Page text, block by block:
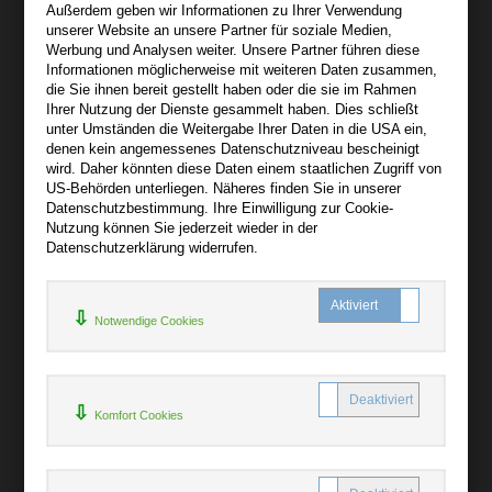
Wir sind gerne für Sie persönlich da.
Über audiooo.net
AGB
Impressum
Widerruf
Datenschutz
Bibliotheksrabatt
MARC21-Datenimport
Außerdem geben wir Informationen zu Ihrer Verwendung
unserer Website an unsere Partner für soziale Medien,
Werbung und Analysen weiter. Unsere Partner führen diese
Informationen möglicherweise mit weiteren Daten zusammen,
die Sie ihnen bereit gestellt haben oder die sie im Rahmen
Ihrer Nutzung der Dienste gesammelt haben. Dies schließt
unter Umständen die Weitergabe Ihrer Daten in die USA ein,
denen kein angemessenes Datenschutzniveau bescheinigt
wird. Daher könnten diese Daten einem staatlichen Zugriff von
US-Behörden unterliegen. Näheres finden Sie in unserer
Datenschutzbestimmung. Ihre Einwilligung zur Cookie-
Nutzung können Sie jederzeit wieder in der
Datenschutzerklärung widerrufen.
Notwendige Cookies
Komfort Cookies